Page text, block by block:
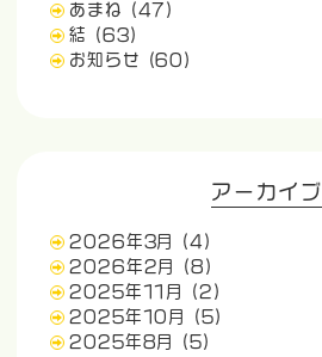
あまね
(47)
結
(63)
お知らせ
(60)
アーカイブ
2026年3月
(4)
2026年2月
(8)
2025年11月
(2)
2025年10月
(5)
2025年8月
(5)